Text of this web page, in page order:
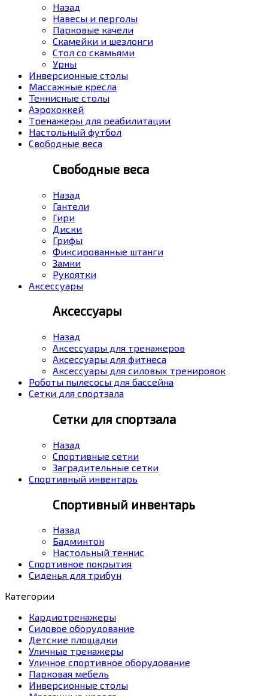
Назад
Навесы и перголы
Парковые качели
Скамейки и шезлонги
Стол со скамьями
Урны
Инверсионные столы
Массажные кресла
Теннисные столы
Аэрохоккей
Тренажеры для реабилитации
Настольный футбол
Свободные веса
Свободные веса
Назад
Гантели
Гири
Диски
Грифы
Фиксированные штанги
Замки
Рукоятки
Аксессуары
Аксессуары
Назад
Аксессуары для тренажеров
Аксессуары для фитнеса
Аксессуары для силовых тренировок
Роботы пылесосы для бассейна
Сетки для спортзала
Сетки для спортзала
Назад
Спортивные сетки
Заградительные сетки
Спортивный инвентарь
Спортивный инвентарь
Назад
Бадминтон
Настольный теннис
Спортивное покрытия
Сиденья для трибун
Категории
Кардиотренажеры
Силовое оборудование
Детские площадки
Уличные тренажеры
Уличное спортивное оборудование
Парковая мебель
Инверсионные столы